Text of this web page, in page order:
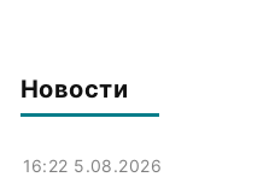
Новости
16:22 5.08.2026